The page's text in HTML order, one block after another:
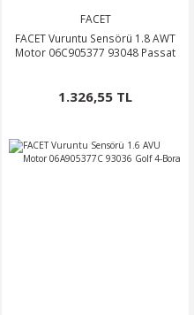
FACET
FACET Vuruntu Sensörü 1.8 AWT
Motor 06C905377 93048 Passat
1.326,55 TL